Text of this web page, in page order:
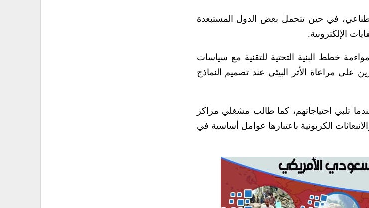
للذكاء الاصطناعي، في حين تتحمل بعض الدول المستبعدة
الإلكترونية.
خطط البنية التحتية للتقنية مع سياسات
على مراعاة الأثر البيئي عند تصميم النماذج
تلبي احتياجاتهم، كما طالب مشغلي مراكز
الكربونية باعتبارها عوامل أساسية في